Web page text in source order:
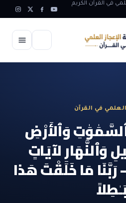
في القرآن الكريم
الحية
في القرآن
العلمي في القرآن
وَٱلأَرْضِ
وَٱلنَّهَارِ لآيَاتٍ
رَبَّنَا مَا خَلَقْتَ هَذا